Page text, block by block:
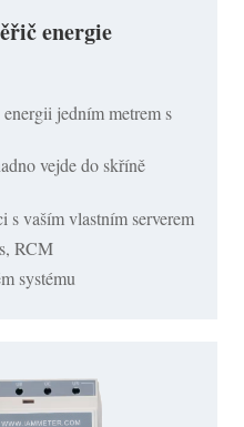
energie
jedním metrem s
vejde do skříně
s vaším vlastním serverem
RCM
systému